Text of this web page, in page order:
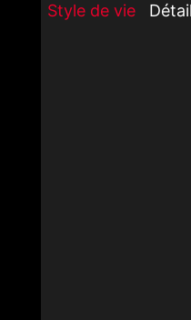
Style de vie